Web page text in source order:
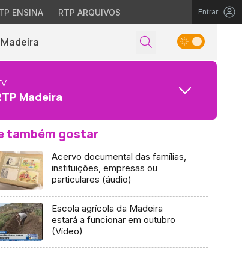
ENSINA RTP ARQUIVOS Entrar
Madeira
Madeira
também gostar
Acervo documental das famílias,
instituições, empresas ou
particulares (áudio)
Escola agrícola da Madeira
estará a funcionar em outubro
(Vídeo)